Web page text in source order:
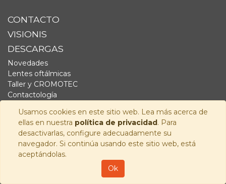
Usamos cookies en este sitio web. Lea más acerca de
ellas en nuestra política de privacidad. Para
desactivarlas, configure adecuadamente su
navegador. Si continúa usando este sitio web, está
aceptándolas.
Ok
CONTACTO
VISIONIS
DESCARGAS
Novedades
Lentes oftálmicas
Taller y CROMOTEC
Contactología
Fornitura
Audiología
SÍGUENOS
Visionis Distribución S.L.
Aviso Legal -